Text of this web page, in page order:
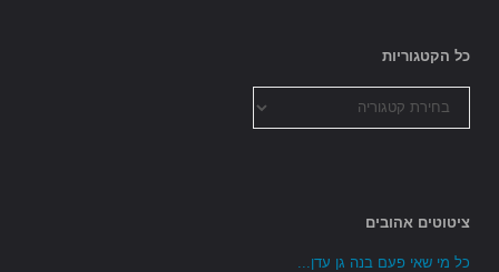
כל הקטגוריות
הקטגוריות
ציטוטים אהובים
כל מי שאי פעם בנה גן עדן...